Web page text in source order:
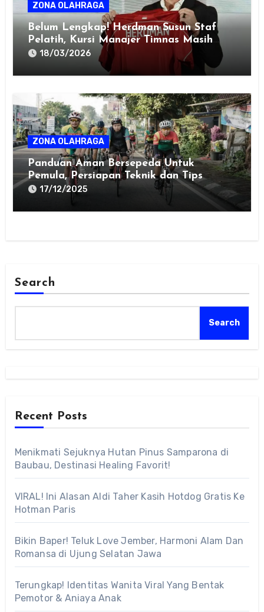
ZONA OLAHRAGA
Belum Lengkap! Herdman Susun Staf
Pelatih, Kursi Manajer Timnas Masih
Misterius
18/03/2026
ZONA OLAHRAGA
Panduan Aman Bersepeda Untuk
Pemula, Persiapan Teknik dan Tips
17/12/2025
Search
Search
Recent Posts
Menikmati Sejuknya Hutan Pinus Samparona di
Baubau, Destinasi Healing Favorit!
VIRAL! Ini Alasan Aldi Taher Kasih Hotdog Gratis Ke
Hotman Paris
Bikin Baper! Teluk Love Jember, Harmoni Alam Dan
Romansa di Ujung Selatan Jawa
Terungkap! Identitas Wanita Viral Yang Bentak
Pemotor & Aniaya Anak